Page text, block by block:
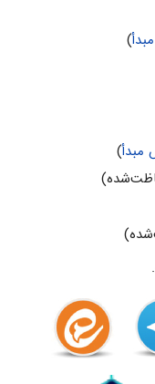
)
مبدأ)
.